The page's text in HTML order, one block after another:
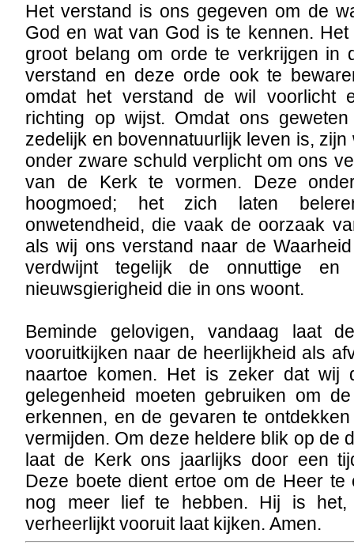
Het verstand is ons gegeven om de
God en wat van God is te kennen.
groot belang om orde te verkrijgen in
verstand en deze orde ook te
omdat het verstand de wil voorlicht
richting op wijst. Omdat ons
zedelijk en bovennatuurlijk leven is,
onder zware schuld verplicht om ons
van de Kerk te vormen. Deze
hoogmoed; het zich laten
onwetendheid, die vaak de oorzaak
als wij ons verstand naar de
verdwijnt tegelijk de onnuttige en
nieuwsgierigheid die in ons woont.
Beminde gelovigen, vandaag laat
vooruitkijken naar de heerlijkheid als
naartoe komen. Het is zeker dat wij
gelegenheid moeten gebruiken om
erkennen, en de gevaren te
vermijden. Om deze heldere blik op de
laat de Kerk ons jaarlijks door een
Deze boete dient ertoe om de Heer te
nog meer lief te hebben. Hij is het,
verheerlijkt vooruit laat kijken. Amen.